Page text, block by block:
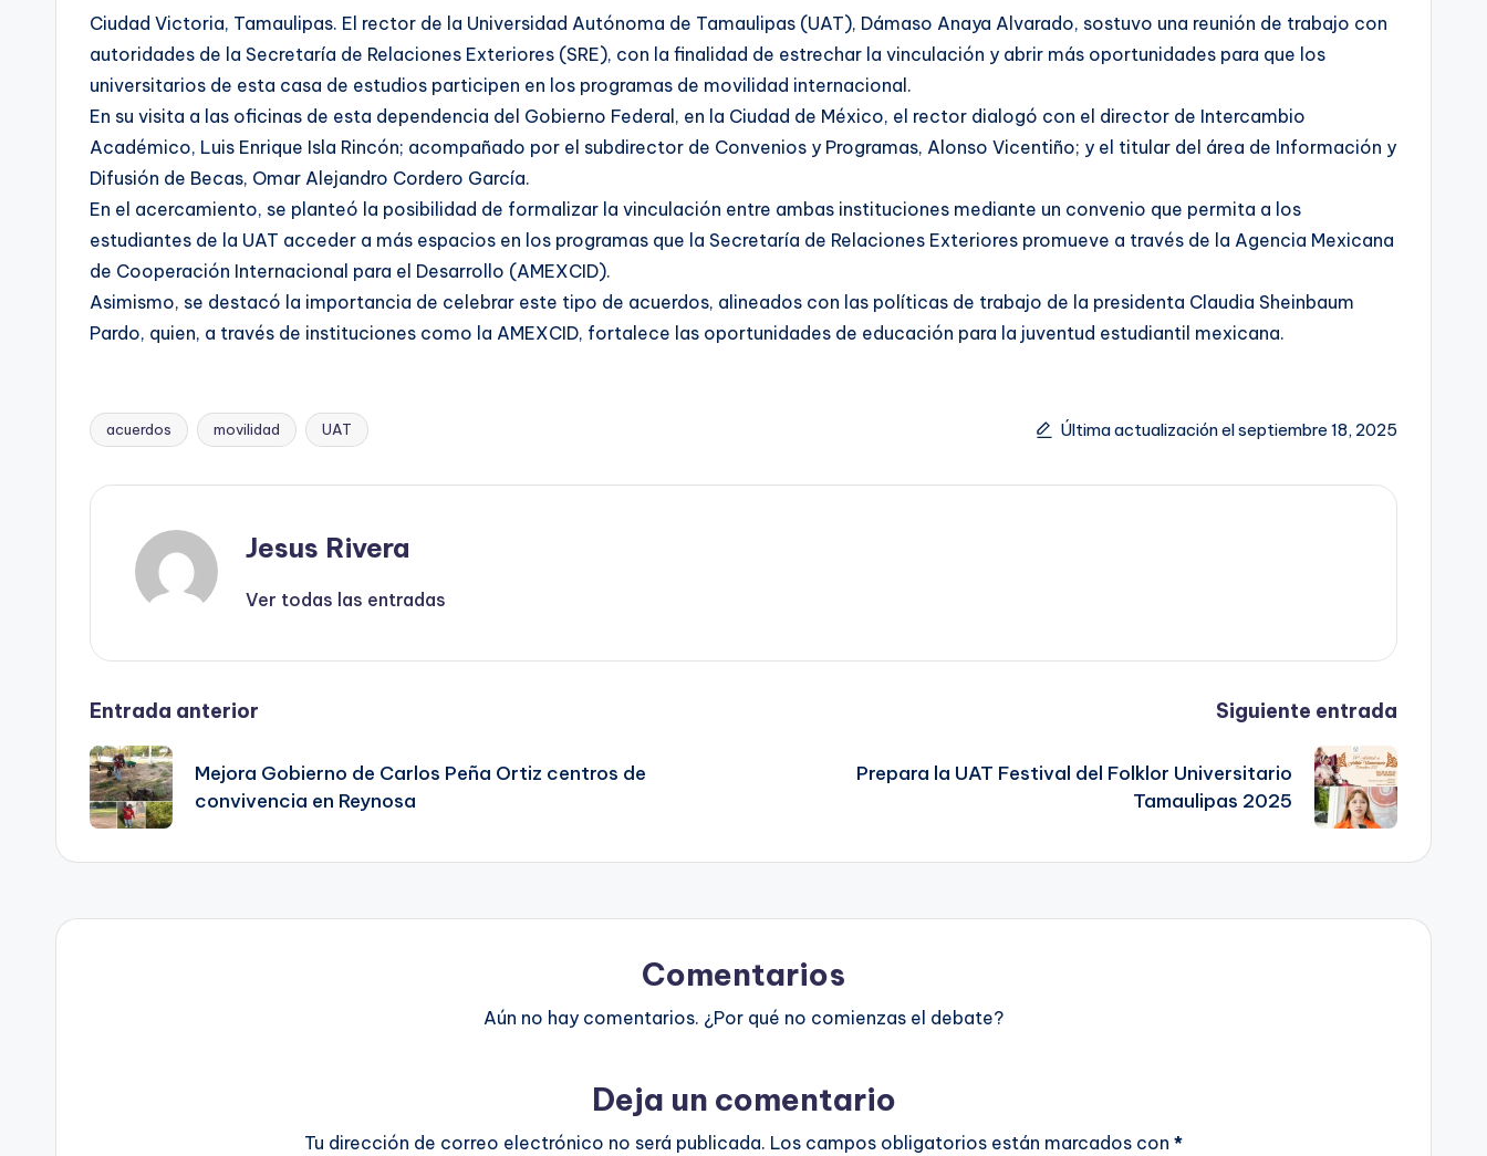
Ciudad Victoria, Tamaulipas. El rector de la Universidad Autónoma de Tamaulipas (UAT), Dámaso Anaya Alvarado, sostuvo una reunión de trabajo con
autoridades de la Secretaría de Relaciones Exteriores (SRE), con la finalidad de estrechar la vinculación y abrir más oportunidades para que los
universitarios de esta casa de estudios participen en los programas de movilidad internacional.
En su visita a las oficinas de esta dependencia del Gobierno Federal, en la Ciudad de México, el rector dialogó con el director de Intercambio
Académico, Luis Enrique Isla Rincón; acompañado por el subdirector de Convenios y Programas, Alonso Vicentiño; y el titular del área de Información y
Difusión de Becas, Omar Alejandro Cordero García.
En el acercamiento, se planteó la posibilidad de formalizar la vinculación entre ambas instituciones mediante un convenio que permita a los
estudiantes de la UAT acceder a más espacios en los programas que la Secretaría de Relaciones Exteriores promueve a través de la Agencia Mexicana
de Cooperación Internacional para el Desarrollo (AMEXCID).
Asimismo, se destacó la importancia de celebrar este tipo de acuerdos, alineados con las políticas de trabajo de la presidenta Claudia Sheinbaum
Pardo, quien, a través de instituciones como la AMEXCID, fortalece las oportunidades de educación para la juventud estudiantil mexicana.
Etiquetas:
acuerdos movilidad UAT Última actualización el septiembre 18, 2025
Jesus Rivera
Ver todas las entradas
Navegación
de
entradas
Entrada anterior
Mejora Gobierno de Carlos Peña Ortiz centros de
convivencia en Reynosa
Siguiente entrada
Prepara la UAT Festival del Folklor Universitario
Tamaulipas 2025
Comentarios
Aún no hay comentarios. ¿Por qué no comienzas el debate?
Deja un comentario
Tu dirección de correo electrónico no será publicada. Los campos obligatorios están marcados con *